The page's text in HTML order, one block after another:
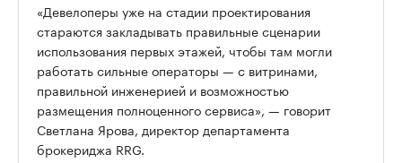
00:00
«Девелоперы уже на стадии проектирования
стараются закладывать правильные сценарии
использования первых этажей, чтобы там могли
работать сильные операторы — с витринами,
правильной инженерией и возможностью
размещения полноценного сервиса», — говорит
Светлана Ярова, директор департамента
брокериджа RRG.